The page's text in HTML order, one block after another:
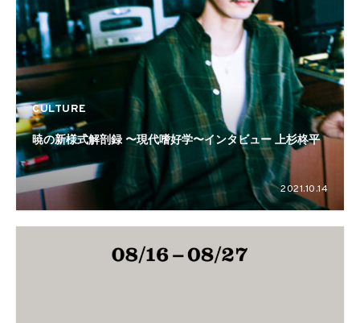
CULTURE
暁の新様式解剖録 〜現代嗜好学〜インタビュー 上杉柊平
2021.10.14